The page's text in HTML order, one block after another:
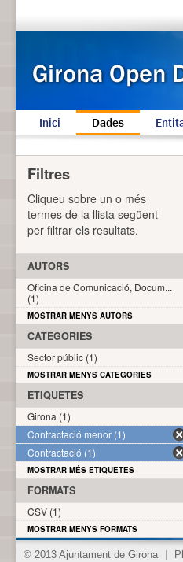
Inici Dades
Filtres
Cliqueu sobre un o més
termes de la llista següent
per filtrar els resultats.
AUTORS
Oficina de Comunicació, Docum...
(1)
MOSTRAR MENYS AUTORS
CATEGORIES
Sector públic (1)
MOSTRAR MENYS CATEGORIES
ETIQUETES
Girona (1)
Contractació menor (1)
Contractació (1)
MOSTRAR MÉS ETIQUETES
FORMATS
CSV (1)
MOSTRAR MENYS FORMATS
© 2013 Ajuntament de Girona